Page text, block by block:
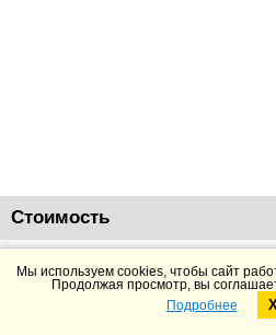
Стоимость
54188 руб. Добавить в
Telegram
Мы используем cookies, чтобы сайт
Продолжая просмотр, вы
Подробнее